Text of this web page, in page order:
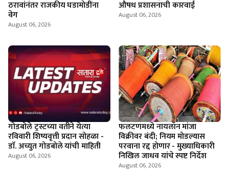
ठरावांनंतर राजकीय घडामोडींना
वेग
August 06, 2026
औषध प्रशासनाची कारवाई
August 06, 2026
गोडबोले ट्रस्टच्या वतीने येत्या
रविवारी शिष्यवृत्ती प्रदान सोहळा -
डाॅ. अच्युत गोडबोले यांची माहिती
August 06, 2026
फलटणमध्ये नायलॉन मांजा
विक्रीवर बंदी; नियम मोडल्यास
परवाना रद्द होणार - मुख्याधिकारी
निखिल जाधव यांचे स्पष्ट निर्देश
August 06, 2026